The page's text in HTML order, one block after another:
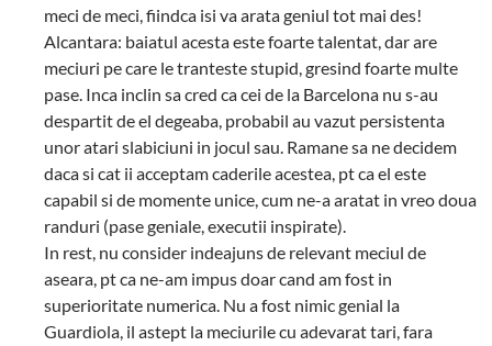
meci de meci, fiindca isi va arata geniul tot mai des!
Alcantara: baiatul acesta este foarte talentat, dar are
meciuri pe care le tranteste stupid, gresind foarte multe
pase. Inca inclin sa cred ca cei de la Barcelona nu s-au
despartit de el degeaba, probabil au vazut persistenta
unor atari slabiciuni in jocul sau. Ramane sa ne decidem
daca si cat ii acceptam caderile acestea, pt ca el este
capabil si de momente unice, cum ne-a aratat in vreo doua
randuri (pase geniale, executii inspirate).
In rest, nu consider indeajuns de relevant meciul de
aseara, pt ca ne-am impus doar cand am fost in
superioritate numerica. Nu a fost nimic genial la
Guardiola, il astept la meciurile cu adevarat tari, fara